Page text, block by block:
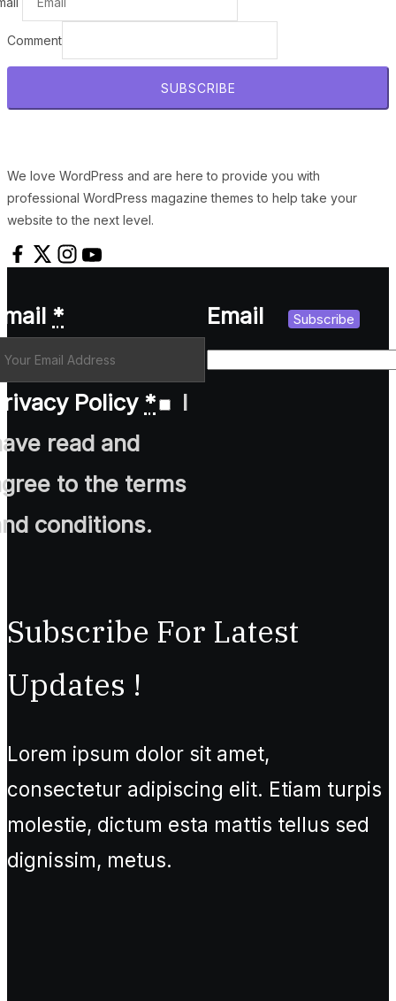
Comment
SUBSCRIBE
We love WordPress and are here to provide you with
professional WordPress magazine themes to help take your
website to the next level.
*
Policy *
I
read and
to the terms
conditions.
Email Subscribe
Subscribe For Latest
Updates !
Lorem ipsum dolor sit amet,
consectetur adipiscing elit. Etiam turpis
molestie, dictum esta mattis tellus sed
dignissim, metus.